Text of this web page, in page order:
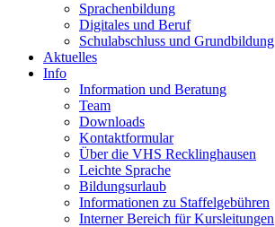
Sprachenbildung
Digitales und Beruf
Schulabschluss und Grundbildung
Aktuelles
Info
Information und Beratung
Team
Downloads
Kontaktformular
Über die VHS Recklinghausen
Leichte Sprache
Bildungsurlaub
Informationen zu Staffelgebühren
Interner Bereich für Kursleitungen